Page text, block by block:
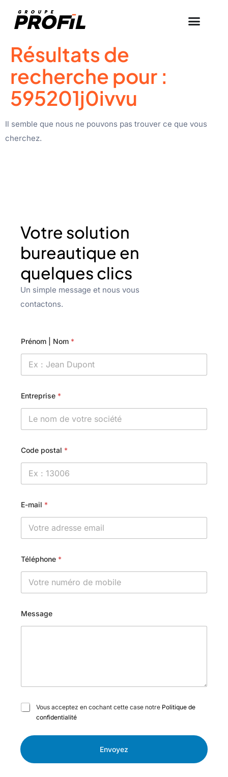
Résultats de
recherche pour :
595201j0ivvu
Il semble que nous ne pouvons pas trouver ce que vous
cherchez.
Votre solution
bureautique en
quelques clics
Un simple message et nous vous
contactons.
Prénom | Nom *
Entreprise *
Code postal *
E-mail *
Téléphone *
Message
C
s
à
Vous acceptez en cochant cette case notre Politique de
confidentialité
Envoyez